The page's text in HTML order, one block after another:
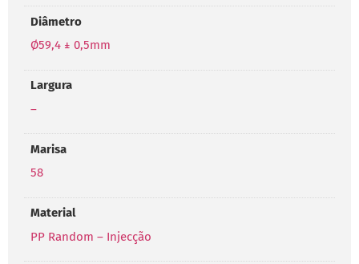
Diâmetro
Ø59,4 ± 0,5mm
Largura
–
Marisa
58
Material
PP Random – Injecção